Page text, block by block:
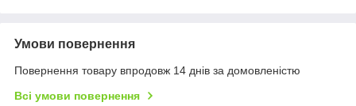
Умови повернення
Повернення товару впродовж 14 днів за домовленістю
Всі умови повернення